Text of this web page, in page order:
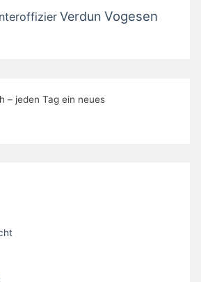
Verdun Vogesen
– jeden Tag ein neues